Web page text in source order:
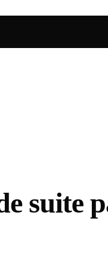
suite